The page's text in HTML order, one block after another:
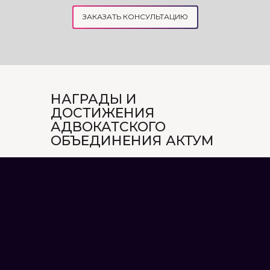
ЗАКАЗАТЬ КОНСУЛЬТАЦИЮ
НАГРАДЫ И
ДОСТИЖЕНИЯ
АДВОКАТСКОГО
ОБЪЕДИНЕНИЯ АКТУМ